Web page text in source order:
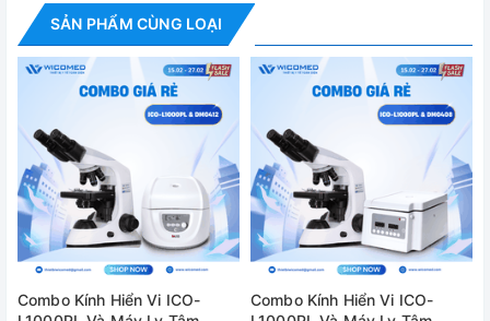
tục
(tới 99 giờ 59 phút, bước tăng 1 phút)
- Lưu trữ được 99 chương trình chạy bao gồm cả loại rotor
- Phím ly tâm nhanh “Quick” dùng cho các chu kỳ ly tâm
ngắn
- Chế độ bảo vệ: không sinh nhiệt
Thông số kỹ thuật
Model Oleum
SẢN PHẨM CÙNG LOẠI
Combo Kính Hiển Vi ICO-
Combo Kính Hiển Vi ICO-